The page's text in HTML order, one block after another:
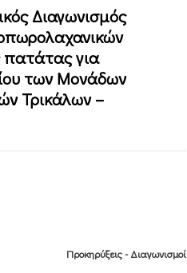
Διαγωνισμός
για
των Μονάδων
Τρικάλων –
Προκηρύξεις - Διαγωνισμοί